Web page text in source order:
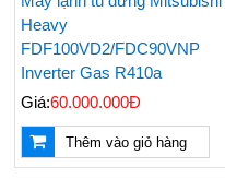
Heavy
FDF100VD2/FDC90VNP
Inverter Gas R410a
Giá:60.000.000Đ
Thêm vào giỏ hàng